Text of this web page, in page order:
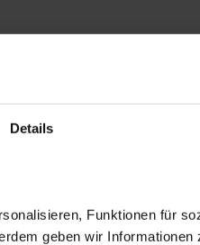
Details
Funktionen für
geben wir Informationen